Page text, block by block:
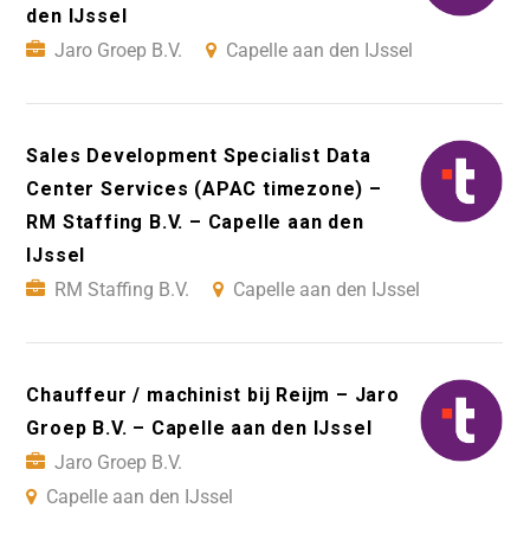
den IJssel
Jaro Groep B.V.
Capelle aan den IJssel
Sales Development Specialist Data
Center Services (APAC timezone) –
RM Staffing B.V. – Capelle aan den
IJssel
RM Staffing B.V.
Capelle aan den IJssel
Chauffeur / machinist bij Reijm – Jaro
Groep B.V. – Capelle aan den IJssel
Jaro Groep B.V.
Capelle aan den IJssel